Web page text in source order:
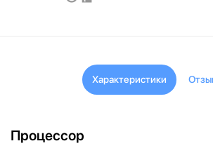
Характеристики
Процессор